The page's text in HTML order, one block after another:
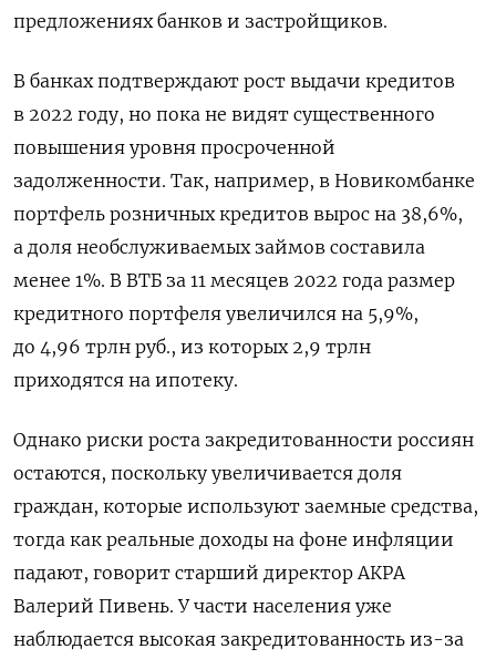
предложениях банков и застройщиков.
В банках подтверждают рост выдачи кредитов
в 2022 году, но пока не видят существенного
повышения уровня просроченной
задолженности. Так, например, в Новикомбанке
портфель розничных кредитов вырос на 38,6%,
а доля необслуживаемых займов составила
менее 1%. В ВТБ за 11 месяцев 2022 года размер
кредитного портфеля увеличился на 5,9%,
до 4,96 трлн руб., из которых 2,9 трлн
приходятся на ипотеку.
Однако риски роста закредитованности россиян
остаются, поскольку увеличивается доля
граждан, которые используют заемные средства,
тогда как реальные доходы на фоне инфляции
падают, говорит старший директор АКРА
Валерий Пивень. У части населения уже
наблюдается высокая закредитованность из-за